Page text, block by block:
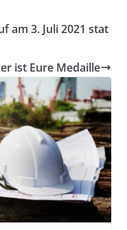
am 3. Juli 2021 stat
ist Eure Medaille